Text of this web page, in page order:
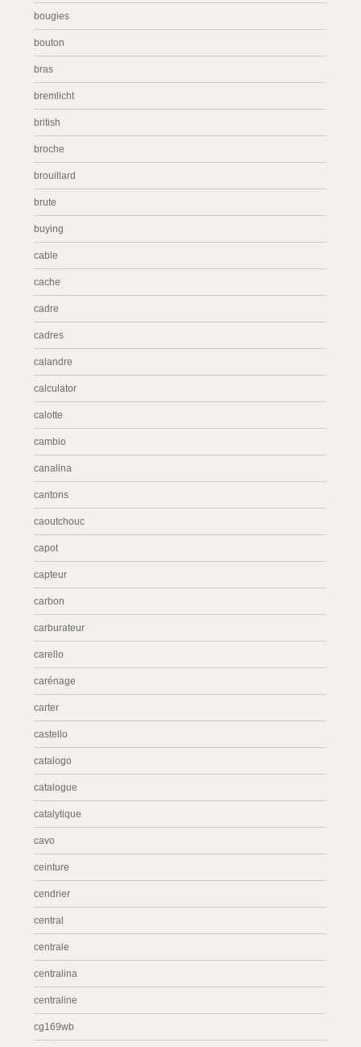
bougies
bouton
bras
bremlicht
british
broche
brouillard
brute
buying
cable
cache
cadre
cadres
calandre
calculator
calotte
cambio
canalina
cantons
caoutchouc
capot
capteur
carbon
carburateur
carello
carénage
carter
castello
catalogo
catalogue
catalytique
cavo
ceinture
cendrier
central
centrale
centralina
centraline
cg169wb